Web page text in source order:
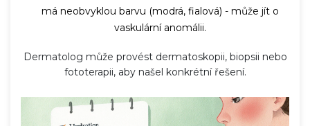
má neobvyklou barvu (modrá, fialová) - může jít o
vaskulární anomálii.
Dermatolog může provést dermatoskopii, biopsii nebo
fototerapii, aby našel konkrétní řešení.